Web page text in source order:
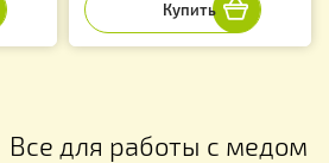
Все для работы с медом